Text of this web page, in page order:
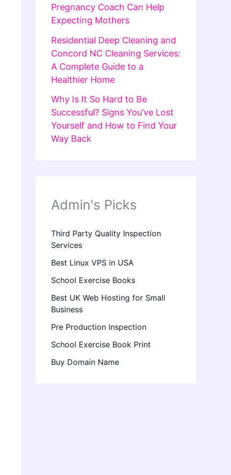
Pregnancy Coach Can Help
Expecting Mothers
Residential Deep Cleaning and
Concord NC Cleaning Services:
A Complete Guide to a
Healthier Home
Why Is It So Hard to Be
Successful? Signs You’ve Lost
Yourself and How to Find Your
Way Back
Admin's Picks
Third Party Quality Inspection
Services
Best Linux VPS in USA
School Exercise Books
Best UK Web Hosting for Small
Business
Pre Production Inspection
School Exercise Book Print
Buy Domain Name